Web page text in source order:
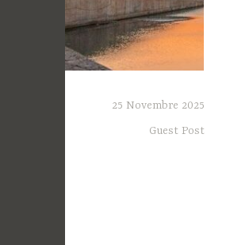
25 Novembre 2025
Guest Post